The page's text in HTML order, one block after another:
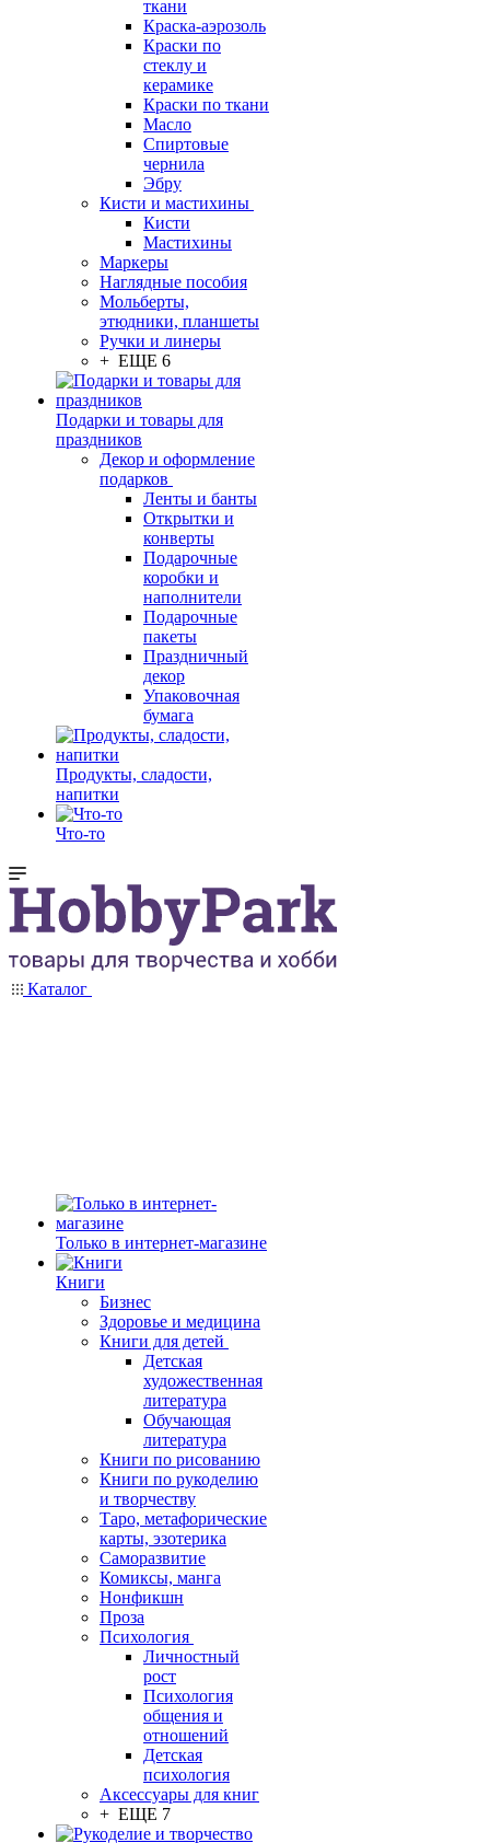
ткани
Краска-аэрозоль
Краски по
стеклу и
керамике
Краски по ткани
Масло
Спиртовые
чернила
Эбру
Кисти и мастихины
Кисти
Мастихины
Маркеры
Наглядные пособия
Мольберты,
этюдники, планшеты
Ручки и линеры
+ ЕЩЕ 6
Подарки и товары для
праздников
Декор и оформление
подарков
Ленты и банты
Открытки и
конверты
Подарочные
коробки и
наполнители
Подарочные
пакеты
Праздничный
декор
Упаковочная
бумага
Продукты, сладости,
напитки
Что-то
Каталог
Только в интернет-магазине
Книги
Бизнес
Здоровье и медицина
Книги для детей
Детская
художественная
литература
Обучающая
литература
Книги по рисованию
Книги по рукоделию
и творчеству
Таро, метафорические
карты, эзотерика
Саморазвитие
Комиксы, манга
Нонфикшн
Проза
Психология
Личностный
рост
Психология
общения и
отношений
Детская
психология
Аксессуары для книг
+ ЕЩЕ 7